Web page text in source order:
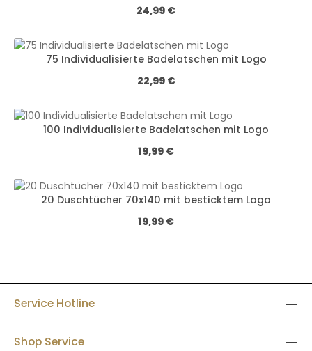
Regulärer Preis:
24,99 €
75 Individualisierte Badelatschen mit Logo
Regulärer Preis:
22,99 €
100 Individualisierte Badelatschen mit Logo
Regulärer Preis:
19,99 €
20 Duschtücher 70x140 mit besticktem Logo
Regulärer Preis:
19,99 €
Service Hotline
Shop Service